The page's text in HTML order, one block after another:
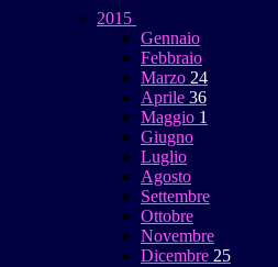
2015
Gennaio
Febbraio
Marzo 24
Aprile 36
Maggio 1
Giugno
Luglio
Agosto
Settembre
Ottobre
Novembre
Dicembre 25